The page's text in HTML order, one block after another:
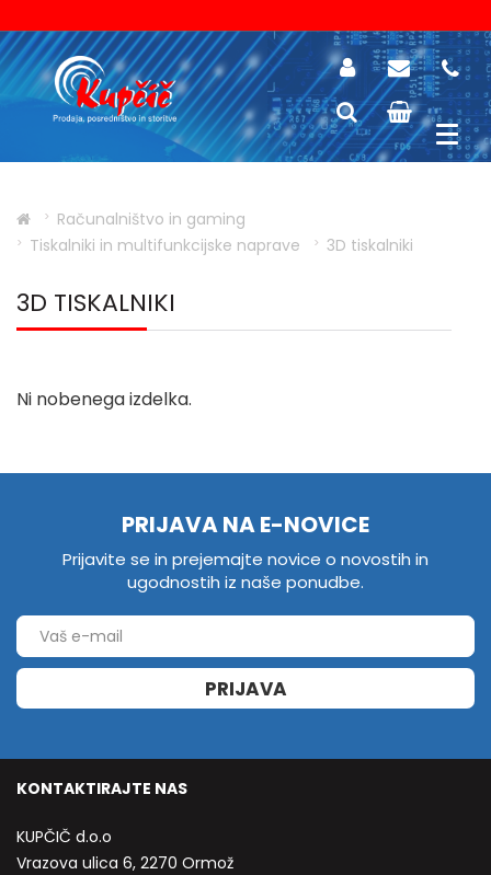
Računalništvo in gaming
Tiskalniki in multifunkcijske naprave
3D tiskalniki
3D TISKALNIKI
Ni nobenega izdelka.
PRIJAVA NA E-NOVICE
Prijavite se in prejemajte novice o novostih in
ugodnostih iz naše ponudbe.
PRIJAVA
KONTAKTIRAJTE NAS
KUPČIČ d.o.o
Vrazova ulica 6, 2270 Ormož